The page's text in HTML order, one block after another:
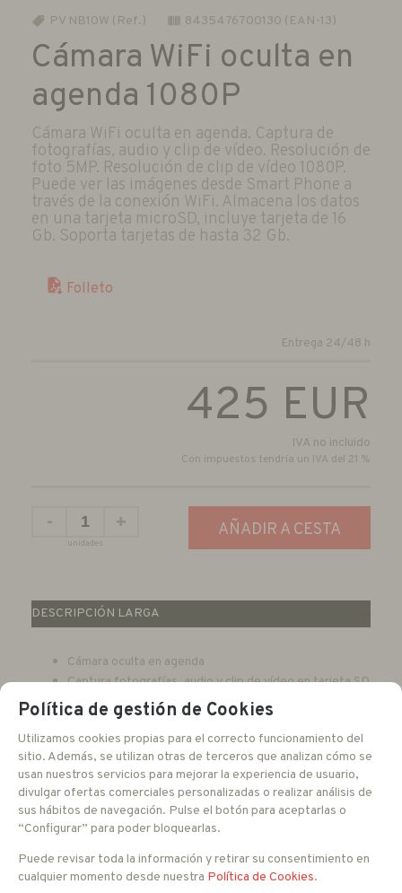
PV NB10W (Ref.) 8435476700130 (EAN-13)
Cámara WiFi oculta en
agenda 1080P
Cámara WiFi oculta en agenda. Captura de
fotografías, audio y clip de vídeo. Resolución de
foto 5MP. Resolución de clip de vídeo 1080P.
Puede ver las imágenes desde Smart Phone a
través de la conexión WiFi. Almacena los datos
en una tarjeta microSD, incluye tarjeta de 16
Gb. Soporta tarjetas de hasta 32 Gb.
Folleto
Entrega 24/48 h
425 EUR
IVA no incluido
Con impuestos tendría un IVA del 21 %
-
unidades
+ AÑADIR A CESTA
DESCRIPCIÓN LARGA
Cámara oculta en agenda
Captura fotografías, audio y clip de vídeo en tarjeta SD
Incluye tarjeta de 16 Gb
Soporta tarjetas hasta 32 Gb
Ángulo de visión 66º
WiFi, puede ver las imágenes desde su Smartphone
Resolución de foto 5 MP
Resolución de vídeo 1080P
Dimensiones 244 x 130 x 25 mm
FAMILIAS RELACIONADAS
CAMARAS ESPECIALES
Grabadores Ocultos
Política de gestión de Cookies
Utilizamos cookies propias para el correcto funcionamiento del
sitio. Además, se utilizan otras de terceros que analizan cómo se
usan nuestros servicios para mejorar la experiencia de usuario,
divulgar ofertas comerciales personalizadas o realizar análisis de
sus hábitos de navegación. Pulse el botón para aceptarlas o
“Configurar” para poder bloquearlas.
Puede revisar toda la información y retirar su consentimiento en
cualquier momento desde nuestra Política de Cookies.